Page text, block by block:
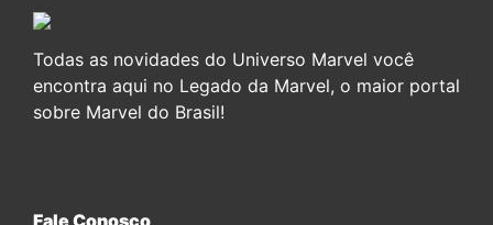
Todas as novidades do Universo Marvel você
encontra aqui no Legado da Marvel, o maior portal
sobre Marvel do Brasil!